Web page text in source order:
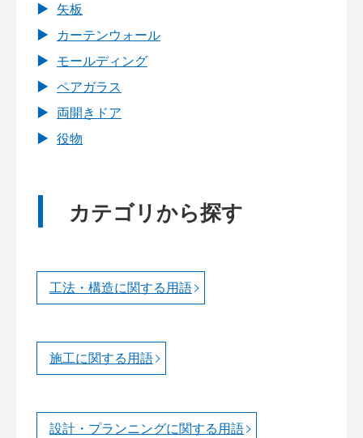
矢板
カーテンウォール
モールディング
ペアガラス
両開きドア
役物
カテゴリから探す
工法・構造に関する用語
施工に関する用語
設計・プランニングに関する用語